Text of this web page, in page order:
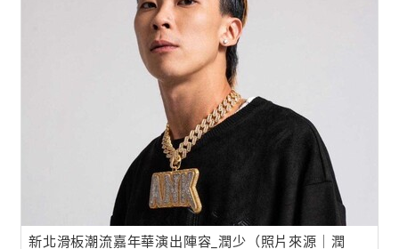
新北滑板潮流嘉年華演出陣容_潤少（照片來源｜潤